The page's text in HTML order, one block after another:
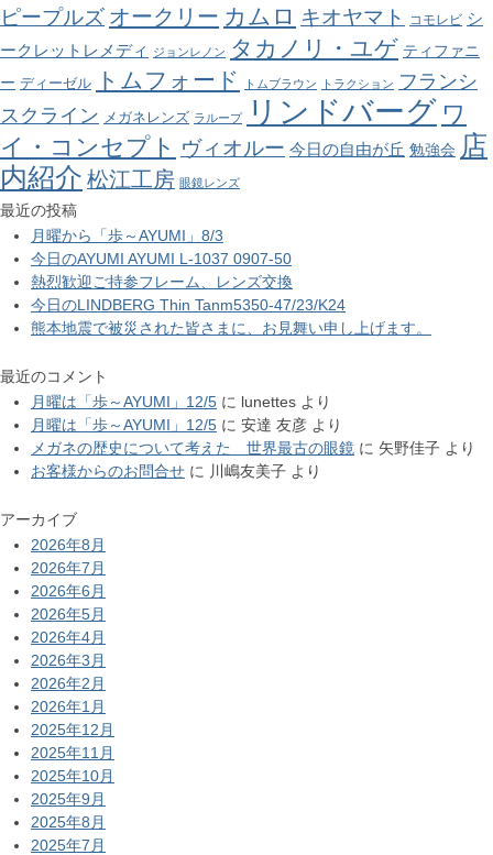
ピープルズ オークリー カムロ キオヤマト コモレビ シ
ークレットレメディ
ジョンレノン タカノリ・ユゲ ティファニ
ー ディーゼル トムフォード トムブラウン トラクション フランシ
スクライン メガネレンズ ラループ リンドバーグ ワ
イ・コンセプト ヴィオルー 今日の自由が丘 勉強会 店
内紹介 松江工房 眼鏡レンズ
最近の投稿
月曜から「歩～AYUMI」8/3
今日のAYUMI AYUMI L-1037 0907-50
熱烈歓迎ご持参フレーム、レンズ交換
今日のLINDBERG Thin Tanm5350-47/23/K24
熊本地震で被災された皆さまに、お見舞い申し上げます。
最近のコメント
月曜は「歩～AYUMI」12/5 に lunettes より
月曜は「歩～AYUMI」12/5 に 安達 友彦 より
メガネの歴史について考えた 世界最古の眼鏡 に 矢野佳子 より
お客様からのお問合せ に 川嶋友美子 より
アーカイブ
2026年8月
2026年7月
2026年6月
2026年5月
2026年4月
2026年3月
2026年2月
2026年1月
2025年12月
2025年11月
2025年10月
2025年9月
2025年8月
2025年7月